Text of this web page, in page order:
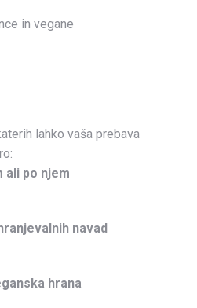
in vegane
lahko vaša prebava
ali po njem
navad
hrana